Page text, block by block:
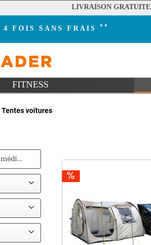
LIVRAISON GRATUITE
4 FOIS SANS FRAIS **
FITNESS
Tentes voitures
Disponible immédiatement
€